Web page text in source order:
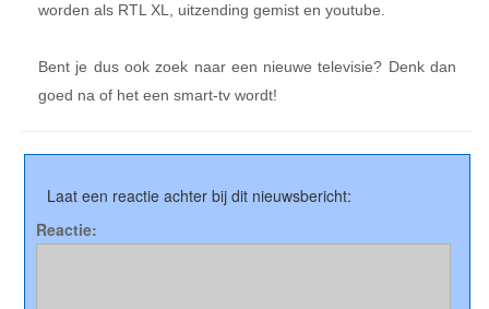
worden als RTL XL, uitzending gemist en youtube.
Bent je dus ook zoek naar een nieuwe televisie? Denk dan
goed na of het een smart-tv wordt!
Laat een reactie achter bij dit nieuwsbericht:
Reactie: